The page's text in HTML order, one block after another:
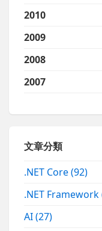
2010
2009
2008
2007
文章分類
.NET Core(92)
.NET Framework
AI(27)